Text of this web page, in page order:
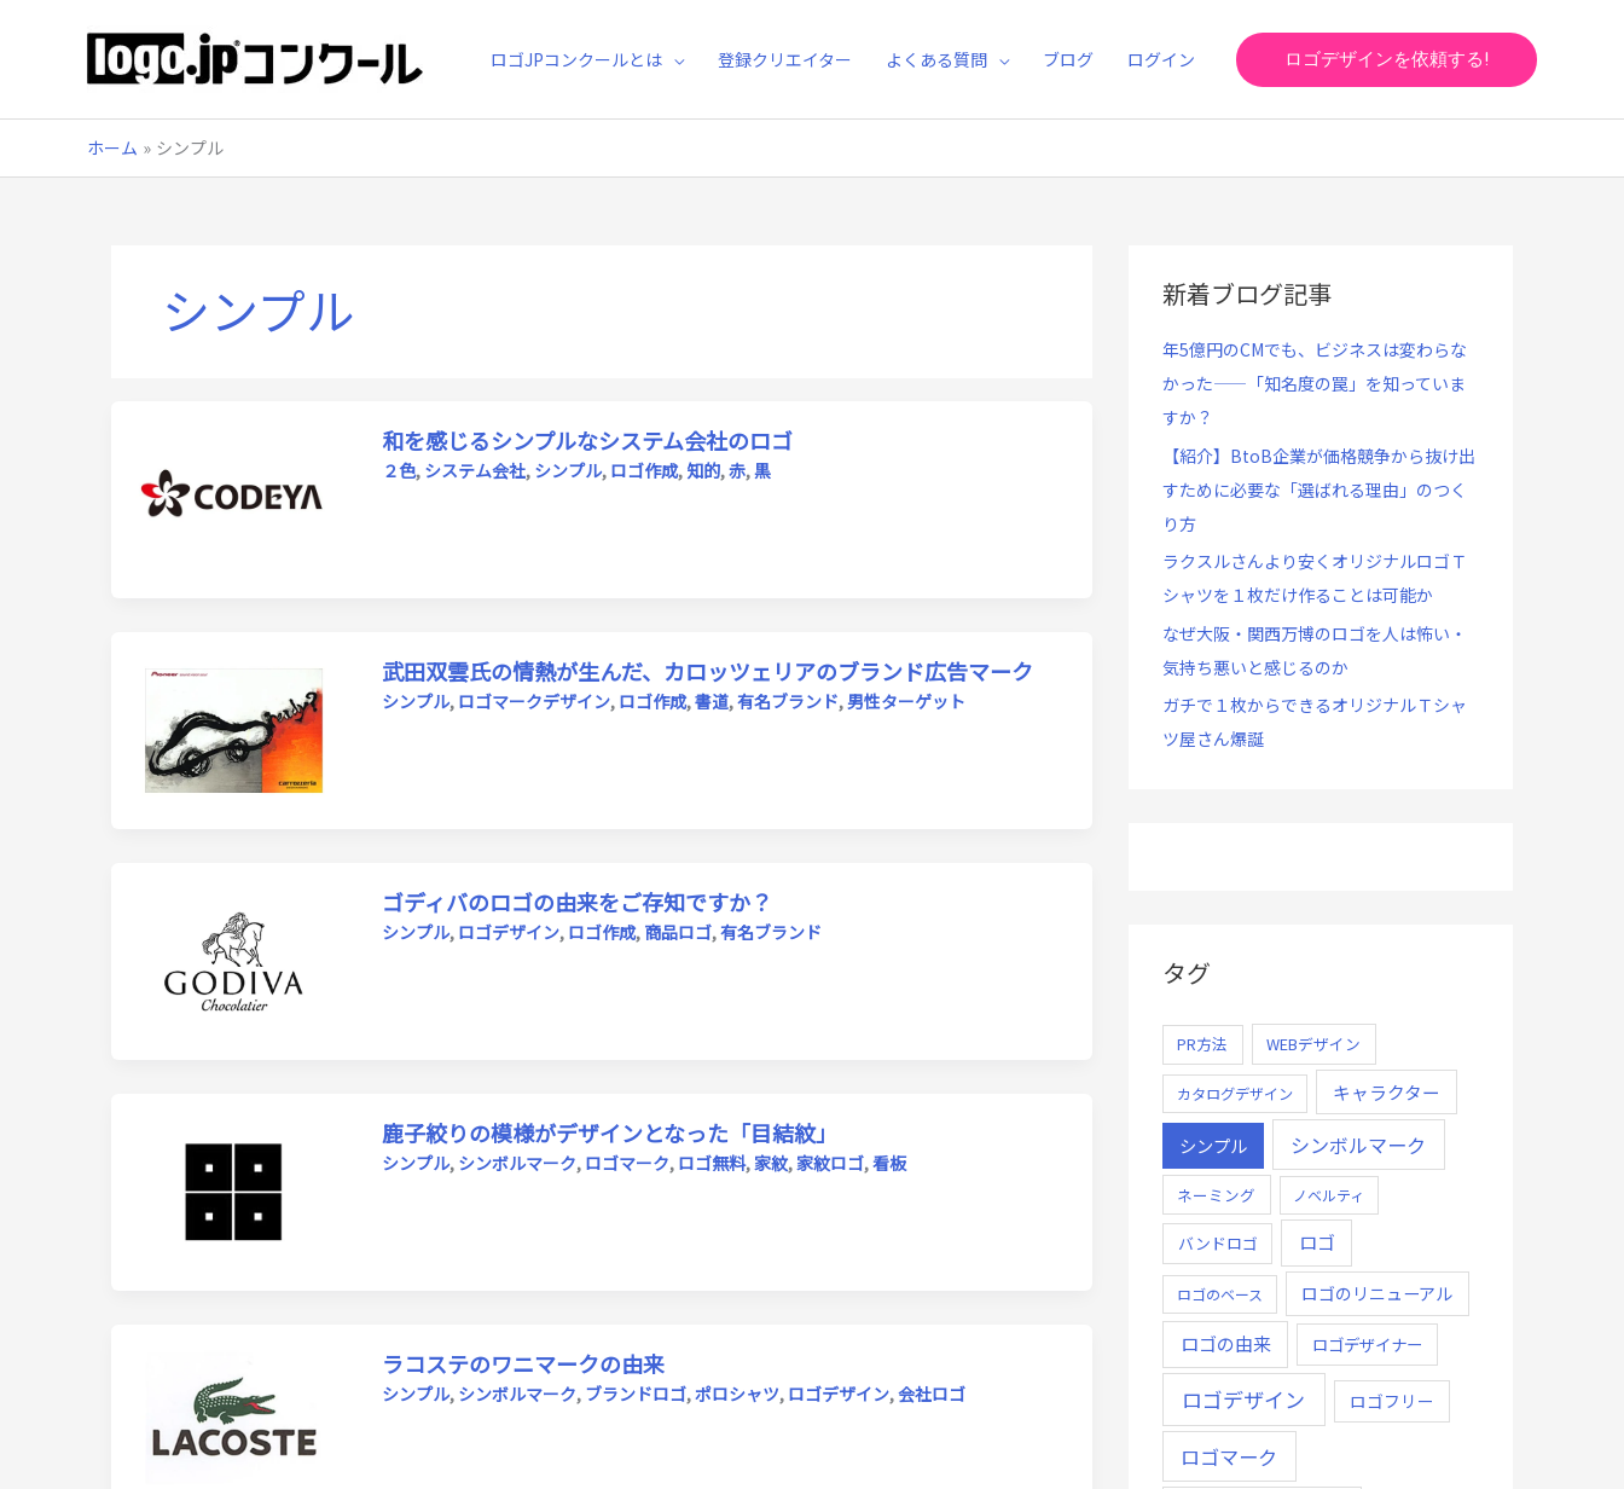
キ
プ
ロゴJPコンクールとは 登録クリエイター よくある質問 ブログ ログイン ロゴデザインを依頼する!
ホーム シンプル
シンプル
和を感じるシンプルなシステム会社のロゴ
２色, システム会社, シンプル, ロゴ作成, 知的,赤,黒
武田双雲氏の情熱が生んだ、カロッツェリアのブランド広告マーク
シンプル, ロゴマークデザイン, ロゴ作成,書道,有名ブランド,男性ターゲット
ゴディバのロゴの由来をご存知ですか？
シンプル, ロゴデザイン, ロゴ作成, 商品ロゴ,有名ブランド
鹿子絞りの模様がデザインとなった「目結紋」
シンプル, シンボルマーク, ロゴマーク, ロゴ無料,家紋,家紋ロゴ,看板
ラコステのワニマークの由来
シンプル, シンボルマーク, ブランドロゴ,ポロシャツ, ロゴデザイン,会社ロゴ
新着ブログ記事
年5億円のCMでも、ビジネスは変わらな
かった——「知名度の罠」を知っていま
すか？
【紹介】BtoB企業が価格競争から抜け出
すために必要な「選ばれる理由」のつく
り方
ラクスルさんより安くオリジナルロゴＴ
シャツを１枚だけ作ることは可能か
なぜ大阪・関西万博のロゴを人は怖い・
気持ち悪いと感じるのか
ガチで１枚からできるオリジナルＴシャ
ツ屋さん爆誕
タグ
PR方法 WEBデザイン
カタログデザイン キャラクター
シンプル シンボルマーク
ネーミング ノベルティ
バンドロゴ ロゴ
ロゴのベース ロゴのリニューアル
ロゴの由来 ロゴデザイナー
ロゴデザイン ロゴフリー
ロゴマーク